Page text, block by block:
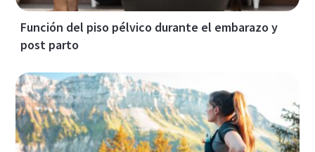
Función del piso pélvico durante el embarazo y
post parto